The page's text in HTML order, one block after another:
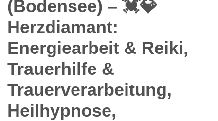
(Bodensee) – 💓️💎
Herzdiamant:
Energiearbeit & Reiki,
Trauerhilfe &
Trauerverarbeitung,
Heilhypnose,